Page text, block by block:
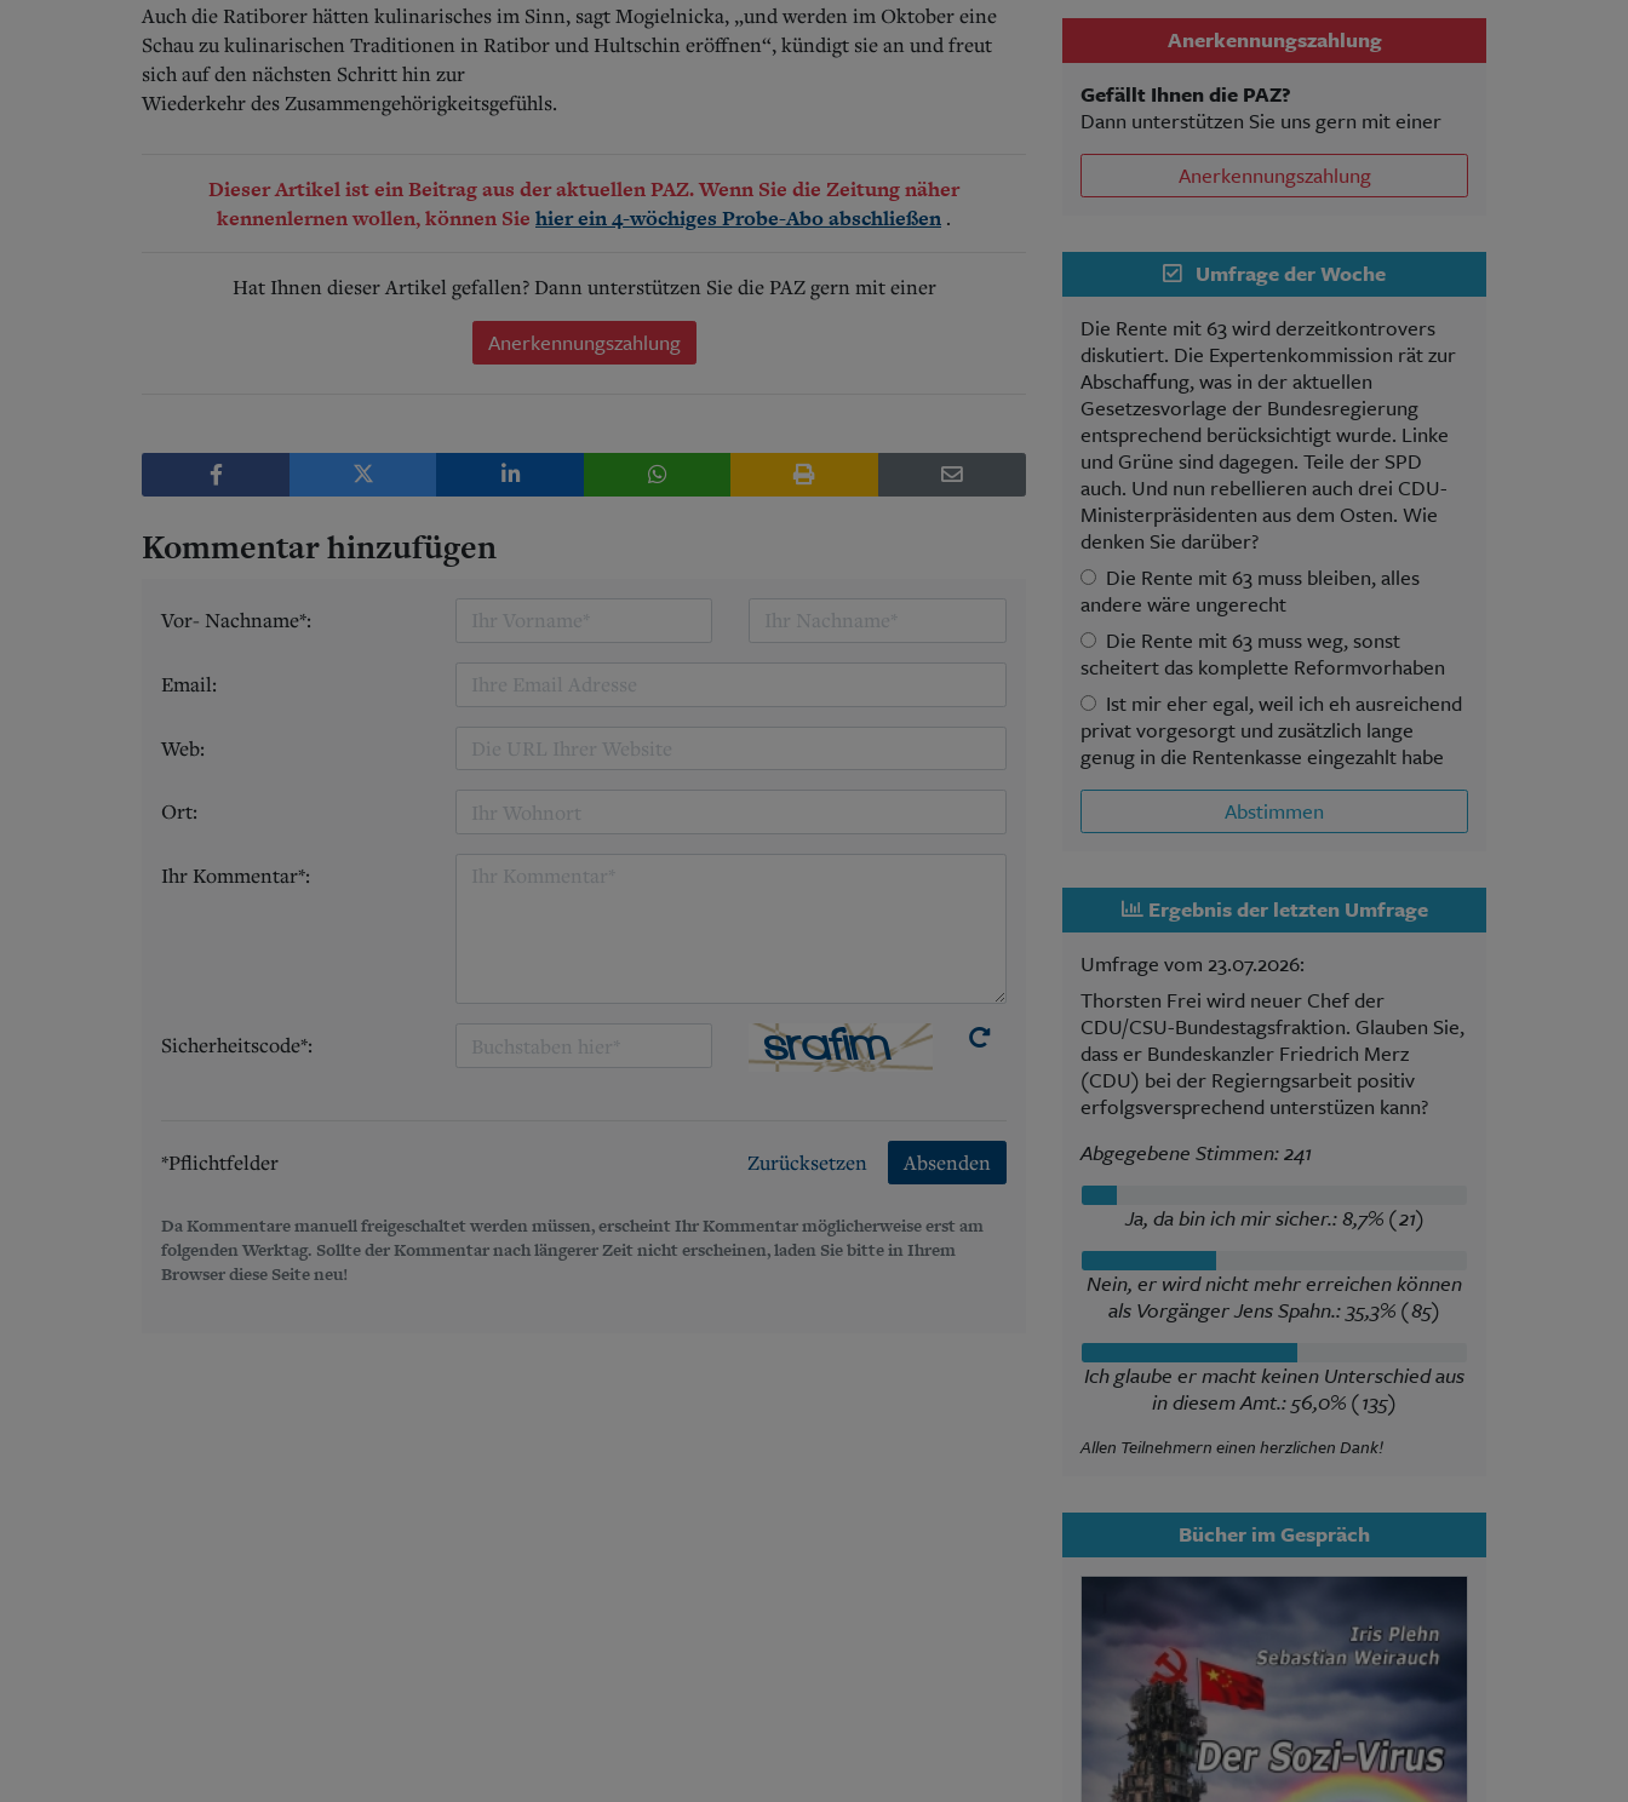
Auch die Ratiborer hätten kulinarisches im Sinn, sagt Mogielnicka, „und werden im Oktober eine
Schau zu kulinarischen Traditionen in Ratibor und Hultschin eröffnen“, kündigt sie an und freut
sich auf den nächsten Schritt hin zur
Wiederkehr des Zusammengehörigkeits­gefühls.
Dieser Artikel ist ein Beitrag aus der aktuellen PAZ. Wenn Sie die Zeitung näher
kennenlernen wollen, können Sie hier ein 4-wöchiges Probe-Abo abschließen .
Hat Ihnen dieser Artikel gefallen? Dann unterstützen Sie die PAZ gern mit einer
Anerkennungszahlung
Kommentar hinzufügen
Vor- Nachname*:
Email:
Web:
Ort:
Ihr Kommentar*:
Sicherheitscode*:
*Pflichtfelder Zurücksetzen Absenden
Da Kommentare manuell freigeschaltet werden müssen, erscheint Ihr Kommentar möglicherweise erst am
folgenden Werktag. Sollte der Kommentar nach längerer Zeit nicht erscheinen, laden Sie bitte in Ihrem
Browser diese Seite neu!
Anerkennungszahlung
Gefällt Ihnen die PAZ?
Dann unterstützen Sie uns gern mit einer
Anerkennungszahlung
Umfrage der Woche
Die Rente mit 63 wird derzeitkontrovers
diskutiert. Die Expertenkommission rät zur
Abschaffung, was in der aktuellen
Gesetzesvorlage der Bundesregierung
entsprechend berücksichtigt wurde. Linke
und Grüne sind dagegen. Teile der SPD
auch. Und nun rebellieren auch drei CDU-
Ministerpräsidenten aus dem Osten. Wie
denken Sie darüber?
Die Rente mit 63 muss bleiben, alles
andere wäre ungerecht
Die Rente mit 63 muss weg, sonst
scheitert das komplette Reformvorhaben
Ist mir eher egal, weil ich eh ausreichend
privat vorgesorgt und zusätzlich lange
genug in die Rentenkasse eingezahlt habe
Abstimmen
Ergebnis der letzten Umfrage
Umfrage vom 23.07.2026:
Thorsten Frei wird neuer Chef der
CDU/CSU-Bundestagsfraktion. Glauben Sie,
dass er Bundeskanzler Friedrich Merz
(CDU) bei der Regierngsarbeit positiv
erfolgsversprechend unterstüzen kann?
Abgegebene Stimmen: 241
Ja, da bin ich mir sicher.: 8,7% (21)
Nein, er wird nicht mehr erreichen können
als Vorgänger Jens Spahn.: 35,3% (85)
Ich glaube er macht keinen Unterschied aus
in diesem Amt.: 56,0% (135)
Allen Teilnehmern einen herzlichen Dank!
Bücher im Gespräch